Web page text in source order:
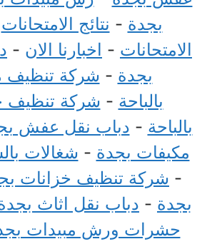
بجدة - نتائج الامتحانات
الامتحانات - اخبارنا الان -
بجدة - شركة تنظيف
بالباحة - شركة تنظيف
بالباحة - دباب نقل عفش
مكيفات بجدة - شغالات
- شركة تنظيف خزانات
بجدة - دباب نقل اثاث
حشرات ورش مبيدات